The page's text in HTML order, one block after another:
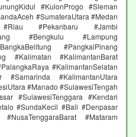
#KulonProgo #Sleman
#SumateraUtara #Medan
#Pekanbaru #Jambi
#Bengkulu #Lampung
#PangkalPinang
#Kalimatan #KalimantanBarat
#KalimantanSelatan
#Samarinda #KalimantanUtara
#Manado #SulawesiTengah
#SulawesiTenggara #Kendari
#SundaKecil #Bali #Denpasar
#Mataram